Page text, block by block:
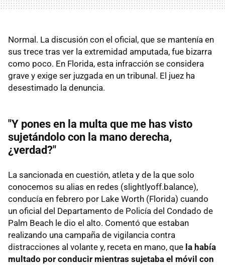
Normal. La discusión con el oficial, que se mantenía en
sus trece tras ver la extremidad amputada, fue bizarra
como poco. En Florida, esta infracción se considera
grave y exige ser juzgada en un tribunal. El juez ha
desestimado la denuncia.
"Y pones en la multa que me has visto
sujetándolo con la mano derecha,
¿verdad?"
La sancionada en cuestión, atleta y de la que solo
conocemos su alias en redes (slightlyoff.balance),
conducía en febrero por Lake Worth (Florida) cuando
un oficial del Departamento de Policía del Condado de
Palm Beach le dio el alto. Comentó que estaban
realizando una campaña de vigilancia contra
distracciones al volante y, receta en mano, que la había
multado por conducir mientras sujetaba el móvil con